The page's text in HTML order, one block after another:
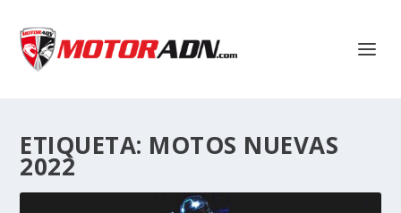
ETIQUETA: MOTOS NUEVAS
2022